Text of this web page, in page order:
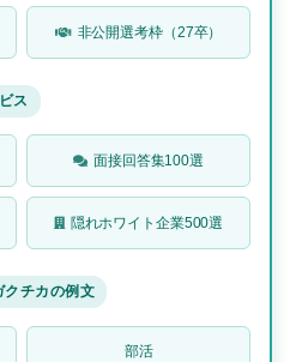
非公開選考枠（27卒）
ス
面接回答集100選
隠れホワイト企業500選
クチカの例文
部活